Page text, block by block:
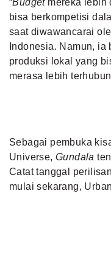
“Budgetmereka lebih
bisa berkompetisi
saat diwawancarai
Indonesia. Namun,
produksi lokal yang
merasa lebih
Sebagai pembuka
Universe,Gundala
Catat tanggal
mulai sekarang,